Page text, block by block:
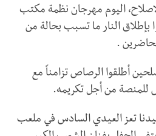
اليوم مهرجان نظمة مكتب
بإطلاق النار ما تسبب بحالة من
.
أطلقوا الرصاص تزامناً مع
من أجل تكريمه.
تعز العيدي السادس في ملعب